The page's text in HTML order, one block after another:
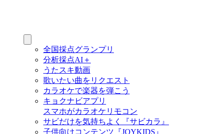
全国採点グランプリ
分析採点AI＋
うたスキ動画
歌いたい曲をリクエスト
カラオケで楽器を弾こう
キョクナビアプリ
スマホがカラオケリモコン
サビだけを気持ちよく『サビカラ』
子供向けコンテンツ『JOYKIDS』